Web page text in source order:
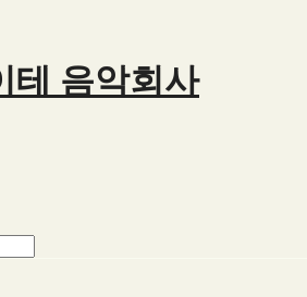
테 음악회사